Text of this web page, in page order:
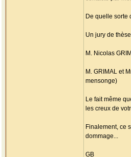
De quelle sorte
Un jury de
M. Nicolas
M. GRIMAL et
mensonge)
Le fait même
les creux de
Finalement, ce
dommage...
GB